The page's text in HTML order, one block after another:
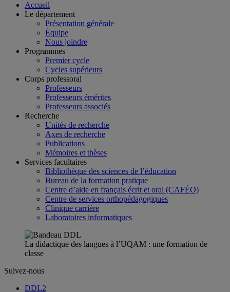
Accueil
Le département
Présentation générale
Équipe
Nous joindre
Programmes
Premier cycle
Cycles supérieurs
Corps professoral
Professeurs
Professeurs émérites
Professeurs associés
Recherche
Unités de recherche
Axes de recherche
Publications
Mémoires et thèses
Services facultaires
Bibliothèque des sciences de l’éducation
Bureau de la formation pratique
Centre d’aide en français écrit et oral (CAFÉO)
Centre de services orthopédagogiques
Clinique carrière
Laboratoires informatiques
La didactique des langues à l’UQAM : une formation de
classe
Suivez-nous
DDL2